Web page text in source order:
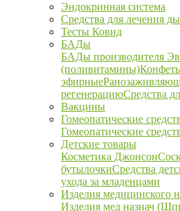
Эндокринная система
Средства для лечения
Тесты Ковид
БАДы
БАДы производителя
(поливитамины)
эфирные
регенерациюСредства
Вакцины
Гомеопатические
Гомеопатические
Детские товары
Косметика Джонсон
бутылочкиСредства
ухода за младенцами
Изделия медицинского
Изделия мед назнач